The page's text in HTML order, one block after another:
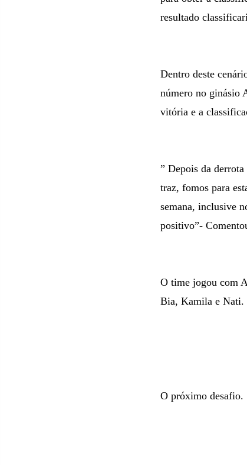
resultado
Dentro deste
número no ginásio
vitória e a
” Depois da
traz, fomos para
semana, inclusive
positivo”-
O time jogou com
Bia, Kamila e Nati.
O próximo desafio.